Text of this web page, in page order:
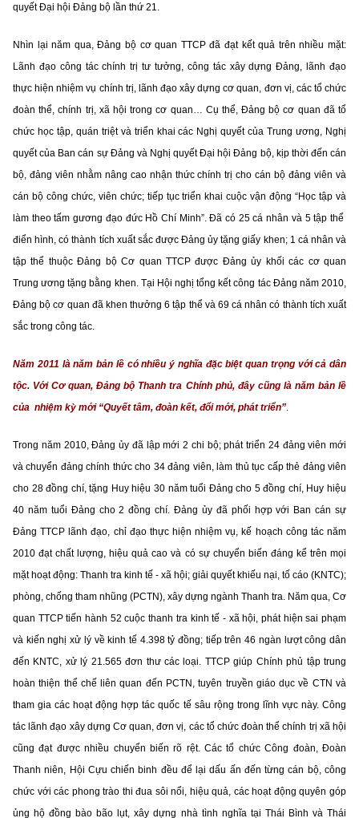
quyết Đại hội Đảng bộ lần thứ 21.
Nhìn lại năm qua, Đảng bộ cơ quan TTCP đã đạt kết quả trên nhiều mặt:
Lãnh đạo công tác chính trị tư tưởng, công tác xây dựng Đảng, lãnh đạo
thực hiện nhiệm vụ chính trị, lãnh đạo xây dựng cơ quan, đơn vị, các tổ chức
đoàn thể, chính trị, xã hội trong cơ quan… Cụ thể, Đảng bộ cơ quan đã tổ
chức học tập, quán triệt và triển khai các Nghị quyết của Trung ương, Nghị
quyết của Ban cán sự Đảng và Nghị quyết Đại hội Đảng bộ, kịp thời đến cán
bộ, đảng viên nhằm nâng cao nhận thức chính trị cho cán bộ đảng viên và
cán bộ công chức, viên chức; tiếp tục triển khai cuộc vận động “Học tập và
làm theo tấm gương đạo đức Hồ Chí Minh”. Đã có 25 cá nhân và 5 tập thể
điển hình, có thành tích xuất sắc được Đảng ủy tặng giấy khen; 1 cá nhân và
tập thể thuộc Đảng bộ Cơ quan TTCP được Đảng ủy khối các cơ quan
Trung ương tặng bằng khen. Tại Hội nghị tổng kết công tác Đảng năm 2010,
Đảng bộ cơ quan đã khen thưởng 6 tập thể và 69 cá nhân có thành tích xuất
sắc trong công tác.
Năm 2011 là năm bản lề có nhiều ý nghĩa đặc biệt quan trọng với cả dân
tộc. Với Cơ quan, Đảng bộ Thanh tra Chính phủ, đây cũng là năm bản lề
của nhiệm kỳ mới “Quyết tâm, đoàn kết, đổi mới, phát triển”
Trong năm 2010, Đảng ủy đã lập mới 2 chi bộ; phát triển 24 đảng viên mới
và chuyển đảng chính thức cho 34 đảng viên, làm thủ tục cấp thẻ đảng viên
cho 28 đồng chí, tặng Huy hiệu 30 năm tuổi Đảng cho 5 đồng chí, Huy hiệu
40 năm tuổi Đảng cho 2 đồng chí. Đảng ủy đã phối hợp với Ban cán sự
Đảng TTCP lãnh đạo, chỉ đạo thực hiện nhiệm vụ, kế hoạch công tác năm
2010 đạt chất lượng, hiệu quả cao và có sự chuyển biến đáng kể trên mọi
mặt hoạt động: Thanh tra kinh tế - xã hội; giải quyết khiếu nại, tố cáo (KNTC);
phòng, chống tham nhũng (PCTN), xây dựng ngành Thanh tra. Năm qua, Cơ
quan TTCP tiến hành 52 cuộc thanh tra kinh tế - xã hội, phát hiện sai phạm
và kiến nghị xử lý về kinh tế 4.398 tỷ đồng; tiếp trên 46 ngàn lượt công dân
đến KNTC, xử lý 21.565 đơn thư các loại. TTCP giúp Chính phủ tập trung
hoàn thiện thể chế liên quan đến PCTN, tuyên truyền giáo dục về CTN và
tham gia các hoạt động hợp tác quốc tế sâu rộng trong lĩnh vực này. Công
tác lãnh đạo xây dựng Cơ quan, đơn vị, các tổ chức đoàn thể chính trị xã hội
cũng đạt được nhiều chuyển biến rõ rệt. Các tổ chức Công đoàn, Đoàn
Thanh niên, Hội Cựu chiến binh đều để lại dấu ấn đến từng cán bộ, công
chức với các phong trào thi đua sôi nổi, hiệu quả, các hoạt động quyên góp
ủng hộ đồng bào bão lụt, xây dựng nhà tình nghĩa tại Thái Bình và Thái